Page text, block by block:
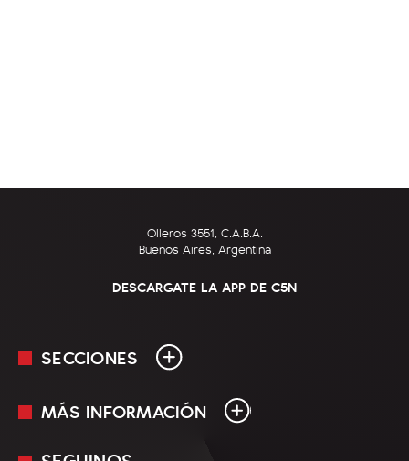
Olleros 3551, C.A.B.A.
Buenos Aires, Argentina
DESCARGATE LA APP DE C5N
SECCIONES
En Vivo
MÁS INFORMACIÓN